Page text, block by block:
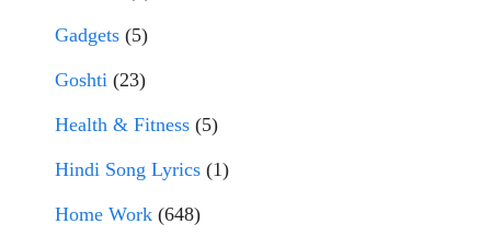
Gadgets (5)
Goshti (23)
Health & Fitness (5)
Hindi Song Lyrics (1)
Home Work (648)